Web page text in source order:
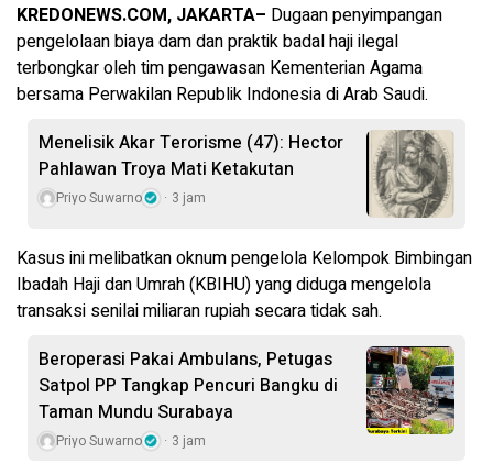
KREDONEWS.COM, JAKARTA– Dugaan penyimpangan
pengelolaan biaya dam dan praktik badal haji ilegal
terbongkar oleh tim pengawasan Kementerian Agama
bersama Perwakilan Republik Indonesia di Arab Saudi.
Menelisik Akar Terorisme (47): Hector
Pahlawan Troya Mati Ketakutan
Priyo Suwarno 3 jam
Kasus ini melibatkan oknum pengelola Kelompok Bimbingan
Ibadah Haji dan Umrah (KBIHU) yang diduga mengelola
transaksi senilai miliaran rupiah secara tidak sah.
Beroperasi Pakai Ambulans, Petugas
Satpol PP Tangkap Pencuri Bangku di
Taman Mundu Surabaya
Priyo Suwarno 3 jam